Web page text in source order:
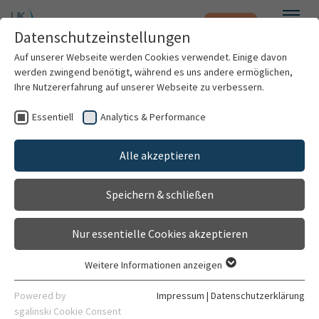
Zum Hauptinhalt springen Notfall
Patienten & Besucher
Kliniken & Institute
Forschung
Karriere
Radiologische Klinik
Datenschutzeinstellungen
Auf unserer Webseite werden Cookies verwendet. Einige davon
werden zwingend benötigt, während es uns andere ermöglichen,
Ihre Nutzererfahrung auf unserer Webseite zu verbessern.
Essentiell Analytics & Performance
Alle akzeptieren
Speichern & schließen
Nur essentielle Cookies akzeptieren
Essentielle Cookies werden für grundlegende Funktionen der
Webseite benötigt. Dadurch ist gewährleistet, dass die
Weitere Informationen anzeigen
Powered by
sgalinski Cookie Consent
Impressum | Datenschutzerklärung